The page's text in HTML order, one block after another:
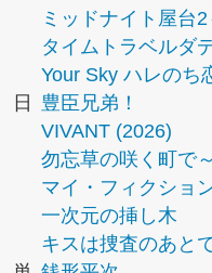
ミッドナイト屋台
タイムトラベルダ
Your Sky ハレのち
日
豊臣兄弟！
VIVANT (2026)
勿忘草の咲く町で
マイ・フィクショ
一次元の挿し木
キスは捜査のあと